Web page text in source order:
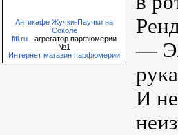
Антикафе Жучки-Паучки на
Соколе
fifi.ru - агрегатор парфюмерии
№1
Интернет магазин парфюмерии
—
И